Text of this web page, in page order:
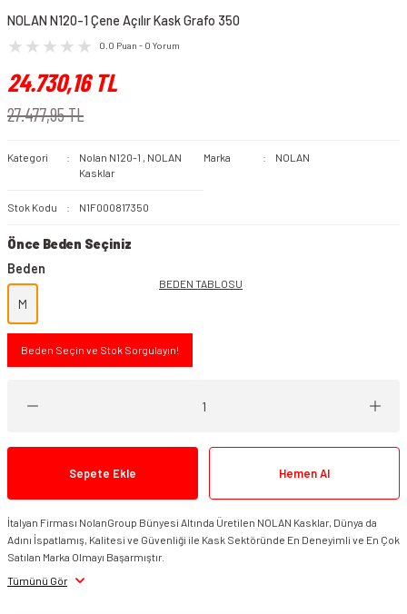
NOLAN N120-1 Çene Açılır Kask Grafo 350
0.0 Puan - 0 Yorum
24.730,16 TL
27.477,95 TL
Kategori Nolan N120-1 , NOLAN
Kasklar
Marka NOLAN
Stok Kodu N1F000817350
Önce Beden Seçiniz
Beden
M
BEDEN TABLOSU
Beden Seçin ve Stok Sorgulayın!
Sepete Ekle Hemen Al
İtalyan Firması NolanGroup Bünyesi Altında Üretilen NOLAN Kasklar, Dünya da
Adını İspatlamış, Kalitesi ve Güvenliği ile Kask Sektöründe En Deneyimli ve En Çok
Satılan Marka Olmayı Başarmıştır.
Tümünü Gör